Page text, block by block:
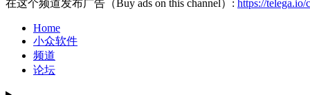
在这个频道发布广告（Buy ads on this channel）: https://telega.io/
Home
小众软件
频道
论坛